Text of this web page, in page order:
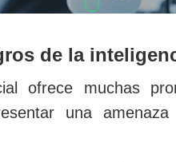
la
ofrece muchas
una